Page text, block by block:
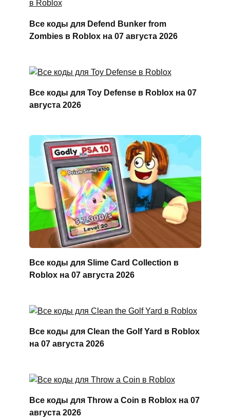
Все коды для Defend Bunker from
Zombies в Roblox на 07 августа 2026
Все коды для Toy Defense в Roblox на 07
августа 2026
Все коды для Slime Card Collection в
Roblox на 07 августа 2026
Все коды для Clean the Golf Yard в Roblox
на 07 августа 2026
Все коды для Throw a Coin в Roblox на 07
августа 2026